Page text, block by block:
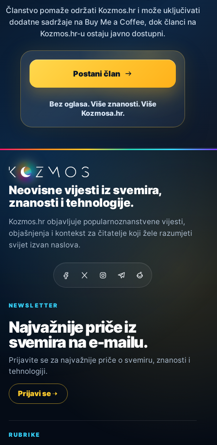
Članstvo pomaže održati Kozmos.hr i može uključivati
dodatne sadržaje na Buy Me a Coffee, dok članci na
Kozmos.hr-u ostaju javno dostupni.
Postani član
Bez oglasa. Više znanosti. Više
Kozmosa.hr.
Podnožje stranice
Neovisne vijesti iz svemira,
znanosti i tehnologije.
Kozmos.hr objavljuje popularnoznanstvene vijesti,
objašnjenja i kontekst za čitatelje koji žele razumjeti
svijet izvan naslova.
NEWSLETTER
Najvažnije priče iz
svemira na e-mailu.
Prijavite se za najvažnije priče o svemiru, znanosti i
tehnologiji.
Prijavi se
RUBRIKE